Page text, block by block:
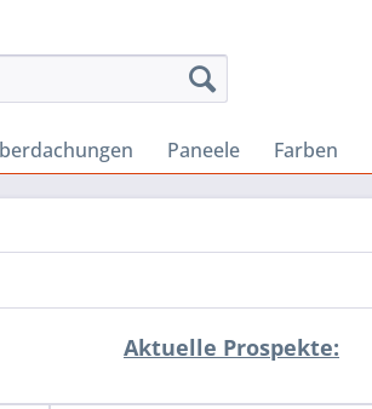
Paneele Farben
Aktuelle Prospekte: